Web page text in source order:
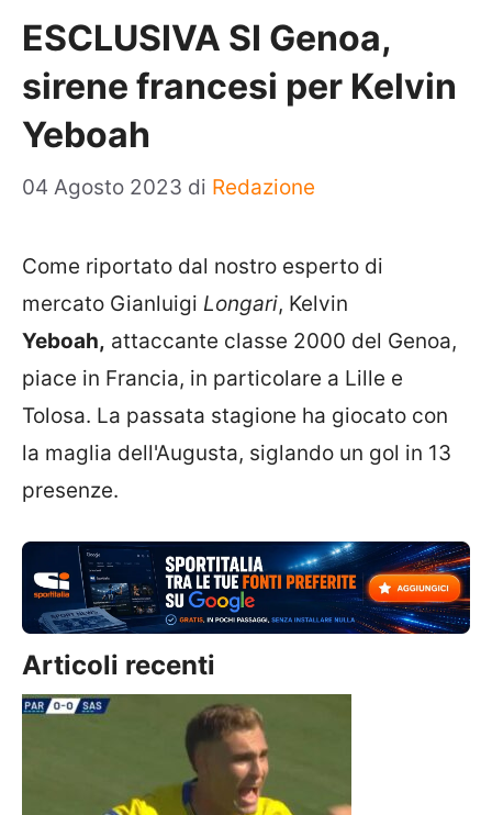
ESCLUSIVA SI Genoa,
sirene francesi per Kelvin
Yeboah
04 Agosto 2023 di Redazione
Come riportato dal nostro esperto di
mercato Gianluigi Longari, Kelvin
Yeboah, attaccante classe 2000 del Genoa,
piace in Francia, in particolare a Lille e
Tolosa. La passata stagione ha giocato con
la maglia dell'Augusta, siglando un gol in 13
presenze.
Articoli recenti